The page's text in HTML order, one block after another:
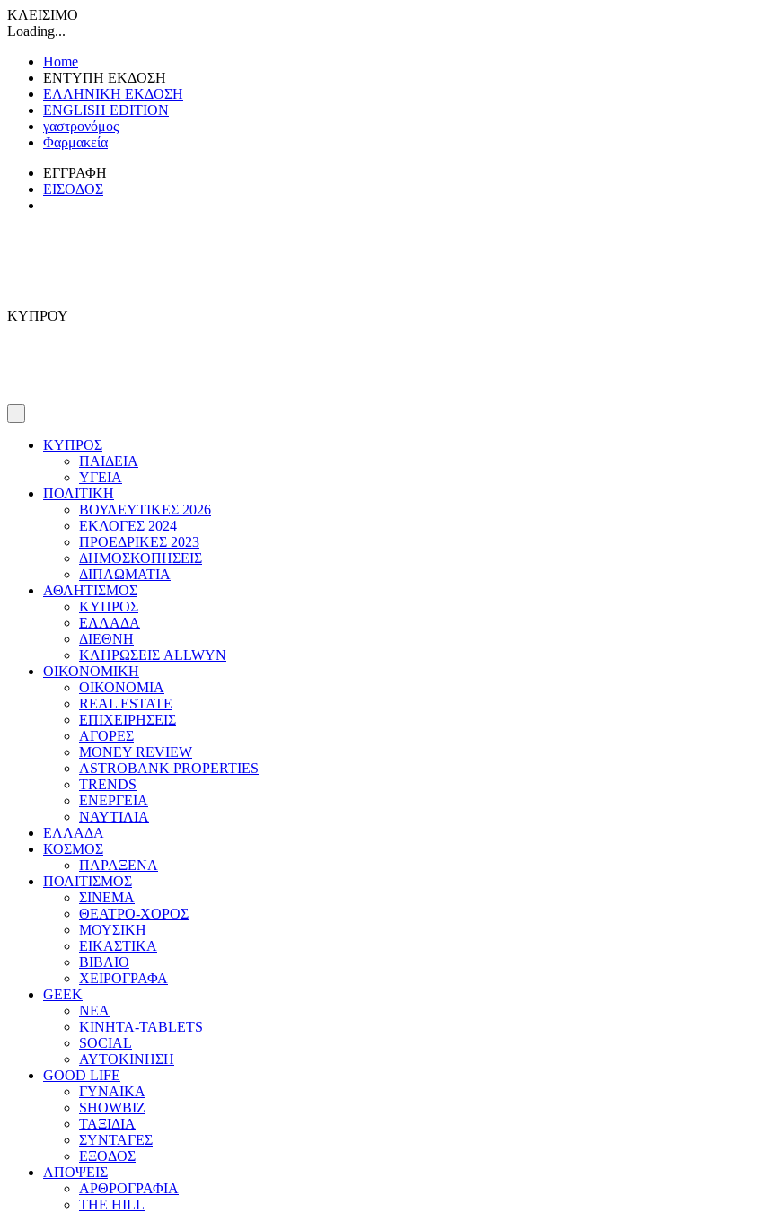
ΚΛΕΙΣΙΜΟ
Loading...
Home
ΕΝΤΥΠΗ ΕΚΔΟΣΗ
ΕΛΛΗΝΙΚΗ ΕΚΔΟΣΗ
ENGLISH EDITION
γαστρονόμος
Φαρμακεία
ΕΓΓΡΑΦΗ
ΕΙΣΟΔΟΣ
ΚΥΠΡΟΥ
ΚΥΠΡΟΣ
ΠΑΙΔΕΙΑ
ΥΓΕΙΑ
ΠΟΛΙΤΙΚΗ
ΒΟΥΛΕΥΤΙΚΕΣ 2026
ΕΚΛΟΓΕΣ 2024
ΠΡΟΕΔΡΙΚΕΣ 2023
ΔΗΜΟΣΚΟΠΗΣΕΙΣ
ΔΙΠΛΩΜΑΤΙΑ
ΑΘΛΗΤΙΣΜΟΣ
ΚΥΠΡΟΣ
ΕΛΛΑΔΑ
ΔΙΕΘΝΗ
ΚΛΗΡΩΣΕΙΣ ALLWYN
ΟΙΚΟΝΟΜΙΚΗ
ΟΙΚΟΝΟΜΙΑ
REAL ESTATE
ΕΠΙΧΕΙΡΗΣΕΙΣ
ΑΓΟΡΕΣ
MONEY REVIEW
ASTROBANK PROPERTIES
TRENDS
ΕΝΕΡΓΕΙΑ
ΝΑΥΤΙΛΙΑ
ΕΛΛΑΔΑ
ΚΟΣΜΟΣ
ΠΑΡΑΞΕΝΑ
ΠΟΛΙΤΙΣΜΟΣ
ΣΙΝΕΜΑ
ΘΕΑΤΡΟ-ΧΟΡΟΣ
ΜΟΥΣΙΚΗ
ΕΙΚΑΣΤΙΚΑ
ΒΙΒΛΙΟ
ΧΕΙΡΟΓΡΑΦΑ
GEEK
ΝΕΑ
ΚΙΝΗΤΑ-TABLETS
SOCIAL
ΑΥΤΟΚΙΝΗΣΗ
GOOD LIFE
ΓΥΝΑΙΚΑ
SHOWBIZ
ΤΑΞΙΔΙΑ
ΣΥΝΤΑΓΕΣ
ΕΞΟΔΟΣ
ΑΠΟΨΕΙΣ
ΑΡΘΡΟΓΡΑΦΙΑ
THE HILL